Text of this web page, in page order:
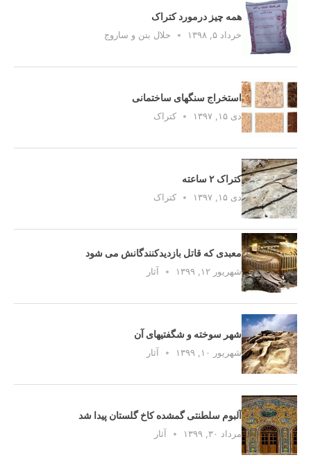
همه چیز درمورد کتراک
خرداد ۵, ۱۳۹۸ حلال بتن و ساروج
استخراج سنگهای ساختمانی
دی ۱۵, ۱۳۹۷ کتراک
کتراک ۲ ساعته
دی ۱۵, ۱۳۹۷ کتراک
معبدی که قاتل بازدیدکنندگانش می شود
شهریور ۱۲, ۱۳۹۹ آثار
شهر سوخته و شگفتیهای آن
شهریور ۱۰, ۱۳۹۹ آثار
آلبوم سلطنتی گمشده کاخ گلستان پیدا شد
مرداد ۳۰, ۱۳۹۹ آثار